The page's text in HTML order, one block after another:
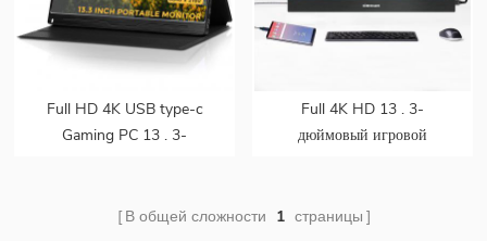
Full HD 4K USB type-c
Gaming PC 13 . 3-
смартфона, ноутбука
Full 4K HD 13 . 3-
дюймовый игровой
смартфона, ноутбука
В общей сложности 1 страницы